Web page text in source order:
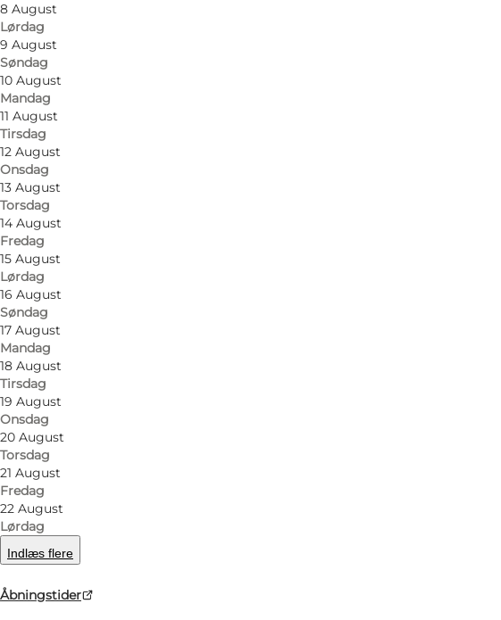
8 August
Lørdag
9 August
Søndag
10 August
Mandag
11 August
Tirsdag
12 August
Onsdag
13 August
Torsdag
14 August
Fredag
15 August
Lørdag
16 August
Søndag
17 August
Mandag
18 August
Tirsdag
19 August
Onsdag
20 August
Torsdag
21 August
Fredag
22 August
Lørdag
Indlæs flere
Åbningstider